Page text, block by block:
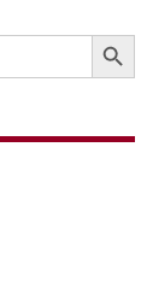
SEARCH